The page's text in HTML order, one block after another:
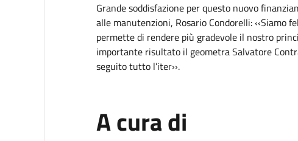
Grande soddisfazione per questo nuovo
alle manutenzioni, Rosario Condorelli:
permette di rendere più gradevole il nostro
importante risultato il geometra Salvatore
seguito tutto l’iter››.
A cura di